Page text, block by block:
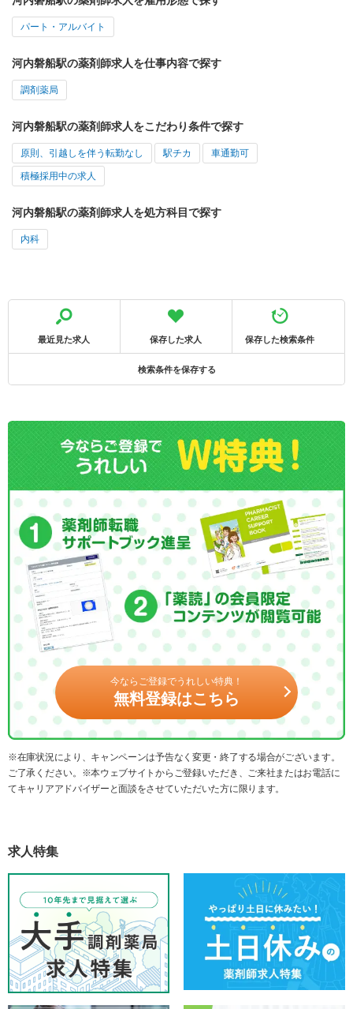
パート・アルバイト
河内磐船駅の薬剤師求人を仕事内容で探す
調剤薬局
河内磐船駅の薬剤師求人をこだわり条件で探す
原則、引越しを伴う転勤なし 駅チカ 車通勤可
積極採用中の求人
河内磐船駅の薬剤師求人を処方科目で探す
内科
最近見た求人 保存した求人 保存した検索条件
検索条件を保存する
今ならご登録でうれしい特典！
無料登録はこちら
※在庫状況により、キャンペーンは予告なく変更・終了する場合がございます。
ご了承ください。※本ウェブサイトからご登録いただき、ご来社またはお電話に
てキャリアアドバイザーと面談をさせていただいた方に限ります。
求人特集